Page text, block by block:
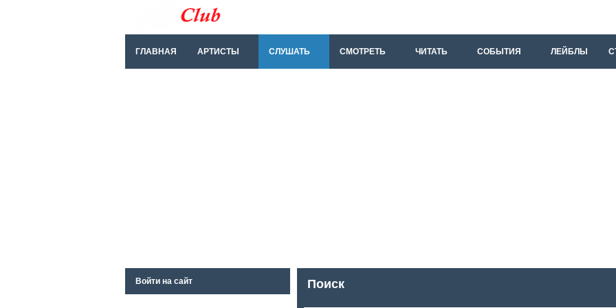
ГЛАВНАЯ АРТИСТЫ СЛУШАТЬ СМОТРЕТЬ ЧИТАТЬ СОБЫТИЯ ЛЕЙБЛЫ
Поиск
Войти на сайт